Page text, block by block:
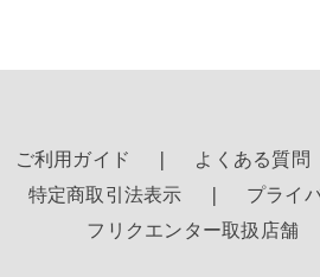
ご利用ガイド よくある質問
特定商取引法表示
プライ
フリクエンター取扱店舗